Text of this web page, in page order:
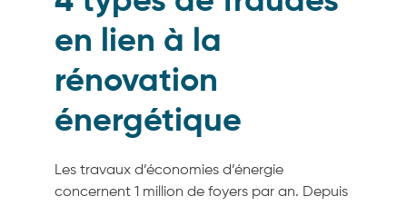
en lien à la
rénovation
énergétique
Les travaux d’économies d’énergie
concernent 1 million de foyers par an. Depuis